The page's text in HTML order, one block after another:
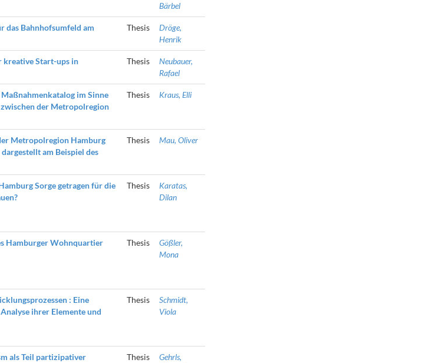
Bärbel
das Bahnhofsumfeld am
Thesis
Dröge,
Henrik
kreative Start-ups in
Thesis
Neubauer,
Rafael
im Sinne
der Metropolregion
Thesis Kraus, Elli
Metropolregion Hamburg
am Beispiel des
Thesis Mau, Oliver
Sorge getragen für die
Thesis
Karatas,
Dilan
Hamburger Wohnquartier Thesis
Gößler,
Mona
: Eine
ihrer Elemente und
Thesis
Schmidt,
Viola
als Teil partizipativer
Thesis
Gehrls,